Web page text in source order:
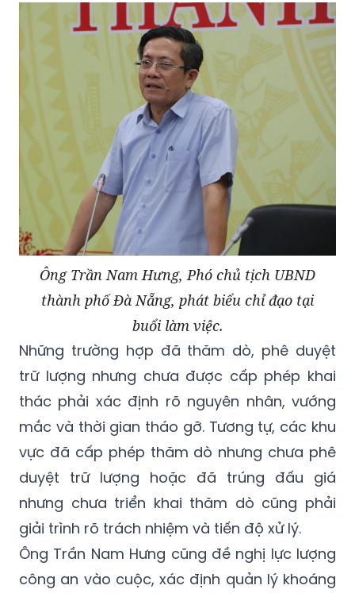
Ông Trần Nam Hưng, Phó chủ tịch UBND
thành phố Đà Nẵng, phát biểu chỉ đạo tại
buổi làm việc.
Những trường hợp đã thăm dò, phê duyệt
trữ lượng nhưng chưa được cấp phép khai
thác phải xác định rõ nguyên nhân, vướng
mắc và thời gian tháo gỡ. Tương tự, các khu
vực đã cấp phép thăm dò nhưng chưa phê
duyệt trữ lượng hoặc đã trúng đấu giá
nhưng chưa triển khai thăm dò cũng phải
giải trình rõ trách nhiệm và tiến độ xử lý.
Ông Trần Nam Hưng cũng đề nghị lực lượng
công an vào cuộc, xác định quản lý khoáng